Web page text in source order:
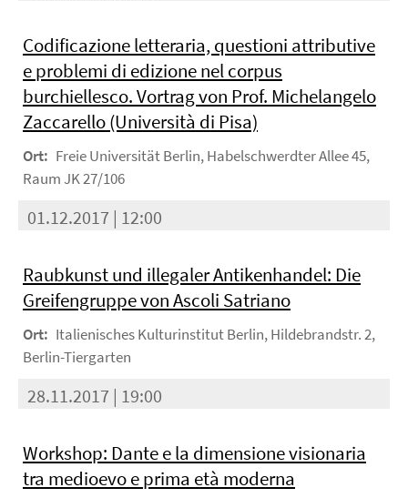
Codificazione letteraria, questioni attributive
e problemi di edizione nel corpus
burchiellesco. Vortrag von Prof. Michelangelo
Zaccarello (Università di Pisa)
Ort: Freie Universität Berlin, Habelschwerdter Allee 45,
Raum JK 27/106
01.12.2017 | 12:00
Raubkunst und illegaler Antikenhandel: Die
Greifengruppe von Ascoli Satriano
Ort: Italienisches Kulturinstitut Berlin, Hildebrandstr. 2,
Berlin-Tiergarten
28.11.2017 | 19:00
Workshop: Dante e la dimensione visionaria
tra medioevo e prima età moderna